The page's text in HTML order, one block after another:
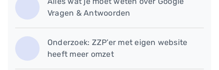
Vragen & Antwoorden
Onderzoek: ZZP’er met eigen website
heeft meer omzet